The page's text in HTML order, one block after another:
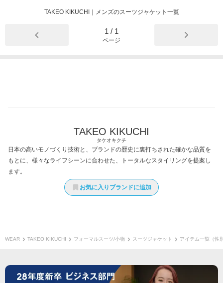
TAKEO KIKUCHI｜メンズのスーツジャケット一覧
1 / 1
ページ
TAKEO KIKUCHI
タケオキクチ
日本の高いモノづくり技術と、ブランドの歴史に裏打ちされた確かな品質を
もとに、様々なライフシーンに合わせた、トータルなスタイリングを提案し
ます。
お気に入りブランドに追加
WEAR TAKEO KIKUCHI フォーマルスーツ/小物 スーツジャケット アイテム一覧（性